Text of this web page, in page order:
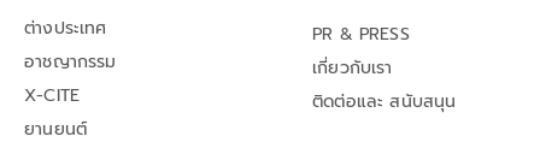
ต่างประเทศ
อาชญากรรม
X-CITE
ยานยนต์
PR & PRESS
เกี่ยวกับเรา
ติดต่อและ สนับสนุน